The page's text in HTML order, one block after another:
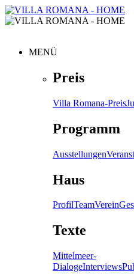
MENÜ
Preis
Villa Romana-Preis
Programm
Ausstellungen
Haus
ProfilTeamVerein
Texte
Mittelmeer-
DialogeInterviews